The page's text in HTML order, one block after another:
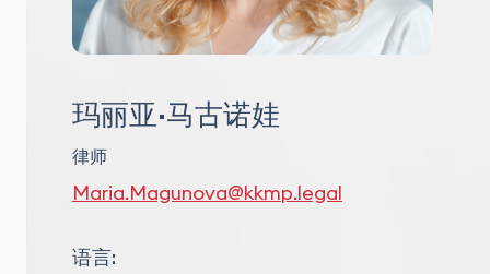
玛丽亚·马古诺娃
律师
Maria.Magunova@kkmp.legal
语言: